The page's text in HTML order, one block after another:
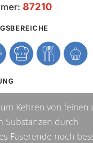
87210
Kehren von feinen
Substanzen durch
Faserende noch